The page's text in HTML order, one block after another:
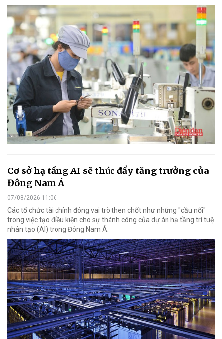
Cơ sở hạ tầng AI sẽ thúc đẩy tăng trưởng của
Đông Nam Á
07/08/2026 11:06
Các tổ chức tài chính đóng vai trò then chốt như những "cầu nối"
trong việc tạo điều kiện cho sự thành công của dự án hạ tầng trí tuệ
nhân tạo (AI) trong Đông Nam Á.